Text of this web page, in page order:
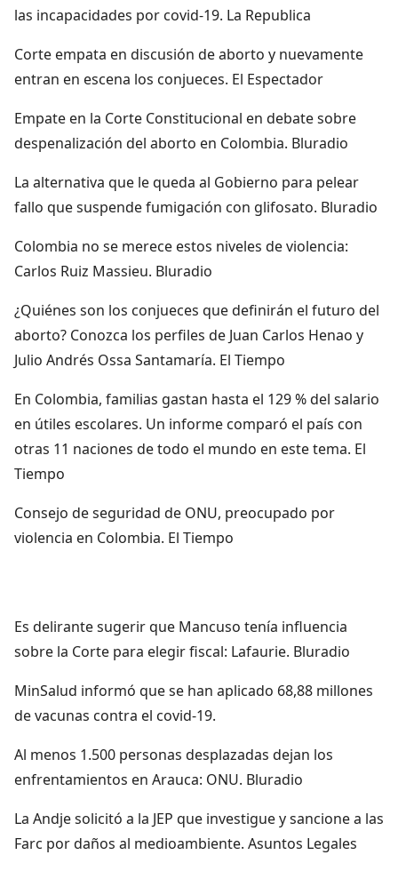
las incapacidades por covid-19. La Republica
Corte empata en discusión de aborto y nuevamente
entran en escena los conjueces. El Espectador
Empate en la Corte Constitucional en debate sobre
despenalización del aborto en Colombia. Bluradio
La alternativa que le queda al Gobierno para pelear
fallo que suspende fumigación con glifosato. Bluradio
Colombia no se merece estos niveles de violencia:
Carlos Ruiz Massieu. Bluradio
¿Quiénes son los conjueces que definirán el futuro del
aborto? Conozca los perfiles de Juan Carlos Henao y
Julio Andrés Ossa Santamaría. El Tiempo
En Colombia, familias gastan hasta el 129 % del salario
en útiles escolares. Un informe comparó el país con
otras 11 naciones de todo el mundo en este tema. El
Tiempo
Consejo de seguridad de ONU, preocupado por
violencia en Colombia. El Tiempo
Es delirante sugerir que Mancuso tenía influencia
sobre la Corte para elegir fiscal: Lafaurie. Bluradio
MinSalud informó que se han aplicado 68,88 millones
de vacunas contra el covid-19.
Al menos 1.500 personas desplazadas dejan los
enfrentamientos en Arauca: ONU. Bluradio
La Andje solicitó a la JEP que investigue y sancione a las
Farc por daños al medioambiente. Asuntos Legales